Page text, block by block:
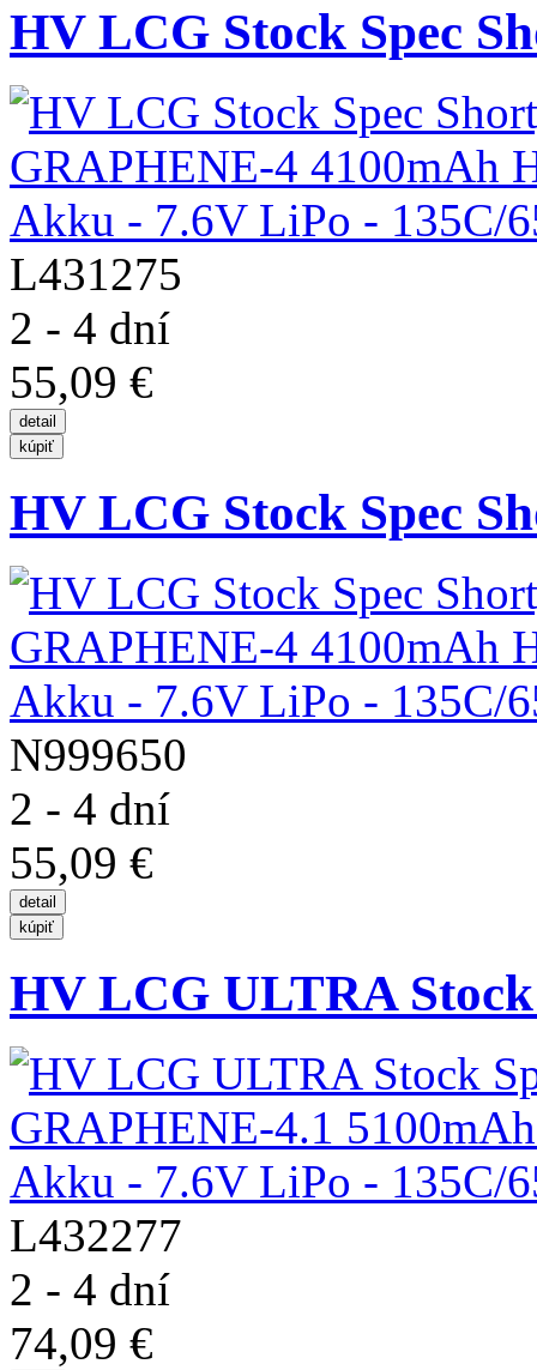
HV LCG Stock Spec
L431275
2 - 4 dní
55,09 €
HV LCG Stock Spec
N999650
2 - 4 dní
55,09 €
HV LCG ULTRA Stock
L432277
2 - 4 dní
74,09 €